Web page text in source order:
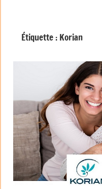
Étiquette : Korian